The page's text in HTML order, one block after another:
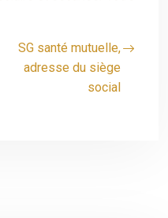
SG santé mutuelle,
adresse du siège
social